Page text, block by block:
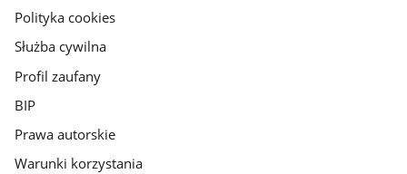
gov.pl
Polityka cookies
Służba cywilna
Profil zaufany
BIP
Prawa autorskie
Warunki korzystania